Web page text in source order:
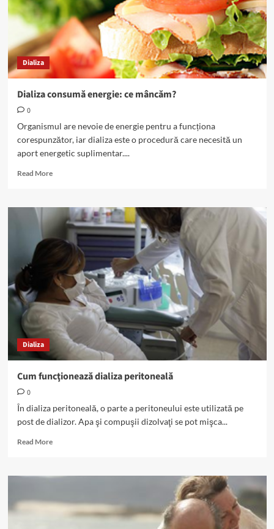
de
sănătate
Dializa
Dializa consumă energie: ce mâncăm?
0
Organismul are nevoie de energie pentru a funcționa
corespunzător, iar dializa este o procedură care necesită un
aport energetic suplimentar....
Read MoreRead
Dializa
consumă
energie:
ce
mâncăm?
Dializa
Cum funcţionează dializa peritoneală
0
În dializa peritoneală, o parte a peritoneului este utilizată pe
post de dializor. Apa şi compuşii dizolvaţi se pot mişca...
Read MoreRead
Cum
peritoneală